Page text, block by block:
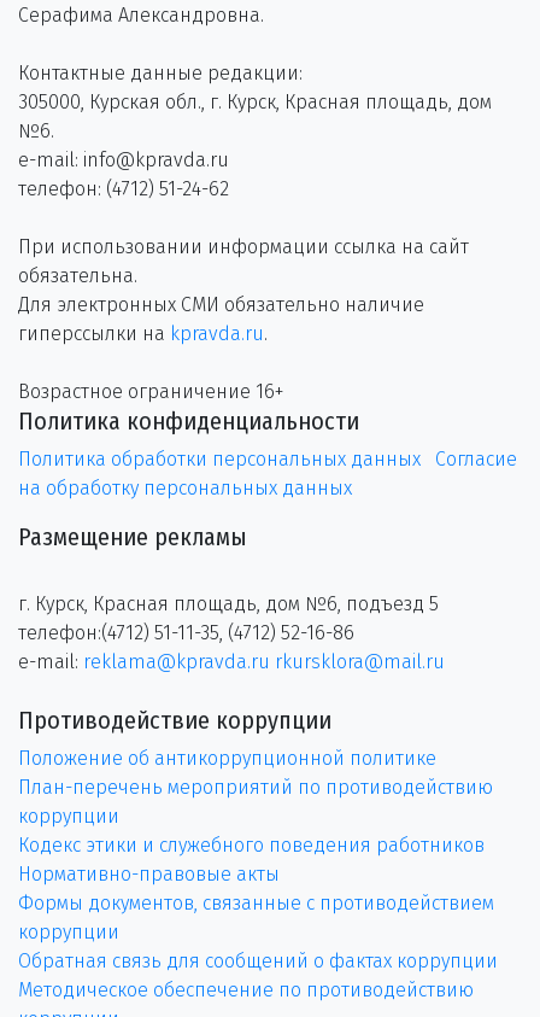
Серафима Александровна.
Контактные данные редакции:
305000, Курская обл., г. Курск, Красная площадь, дом
№6.
e-mail: info@kpravda.ru
телефон: (4712) 51-24-62
При использовании информации ссылка на сайт
обязательна.
Для электронных СМИ обязательно наличие
гиперссылки на kpravda.ru.
Возрастное ограничение 16+
Политика конфиденциальности
Политика обработки персональных данных
Согласие
на обработку персональных данных
Размещение рекламы
г. Курск, Красная площадь, дом №6, подъезд 5
телефон:(4712) 51-11-35, (4712) 52-16-86
e-mail: reklama@kpravda.ru rkursklora@mail.ru
Противодействие коррупции
Положение об антикоррупционной политике
План-перечень мероприятий по противодействию
коррупции
Кодекс этики и служебного поведения работников
Нормативно-правовые акты
Формы документов, связанные с противодействием
коррупции
Обратная связь для сообщений о фактах коррупции
Методическое обеспечение по противодействию